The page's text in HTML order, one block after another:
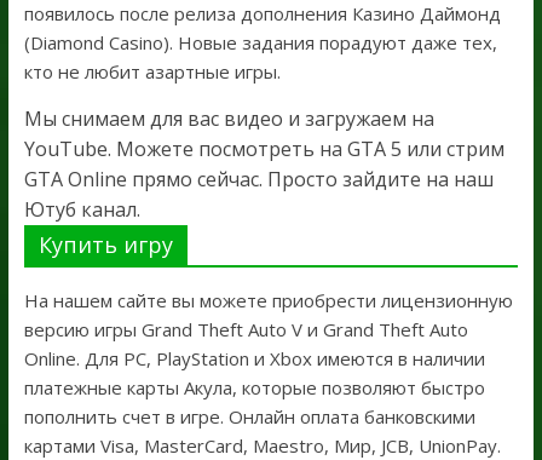
появилось после релиза дополнения Казино Даймонд
(Diamond Casino). Новые задания порадуют даже тех,
кто не любит азартные игры.
Мы снимаем для вас видео и загружаем на
YouTube. Можете посмотреть на GTA 5 или стрим
GTA Online прямо сейчас. Просто зайдите на наш
Ютуб канал.
Купить игру
На нашем сайте вы можете приобрести лицензионную
версию игры Grand Theft Auto V и Grand Theft Auto
Online. Для PC, PlayStation и Xbox имеются в наличии
платежные карты Акула, которые позволяют быстро
пополнить счет в игре. Онлайн оплата банковскими
картами Visa, MasterCard, Maestro, Мир, JCB, UnionPay.